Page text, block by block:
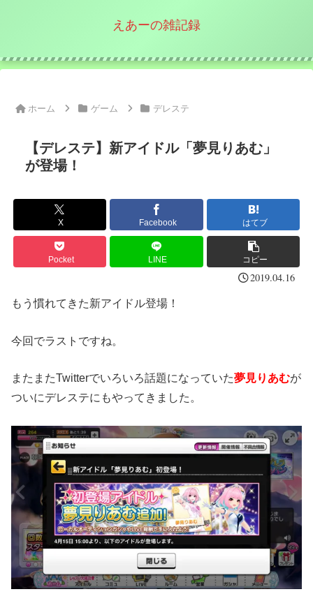
えあーの雑記録
ホーム ゲーム デレステ
【デレステ】新アイドル「夢見りあむ」
が登場！
X Facebook はてブ
Pocket LINE コピー
2019.04.16
もう慣れてきた新アイドル登場！
今回でラストですね。
またまたTwitterでいろいろ話題になっていた夢見りあむが
ついにデレステにもやってきました。